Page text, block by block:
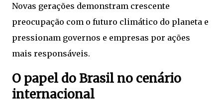
Novas gerações demonstram crescente
preocupação com o futuro climático do planeta e
pressionam governos e empresas por ações
mais responsáveis.
O papel do Brasil no cenário
internacional